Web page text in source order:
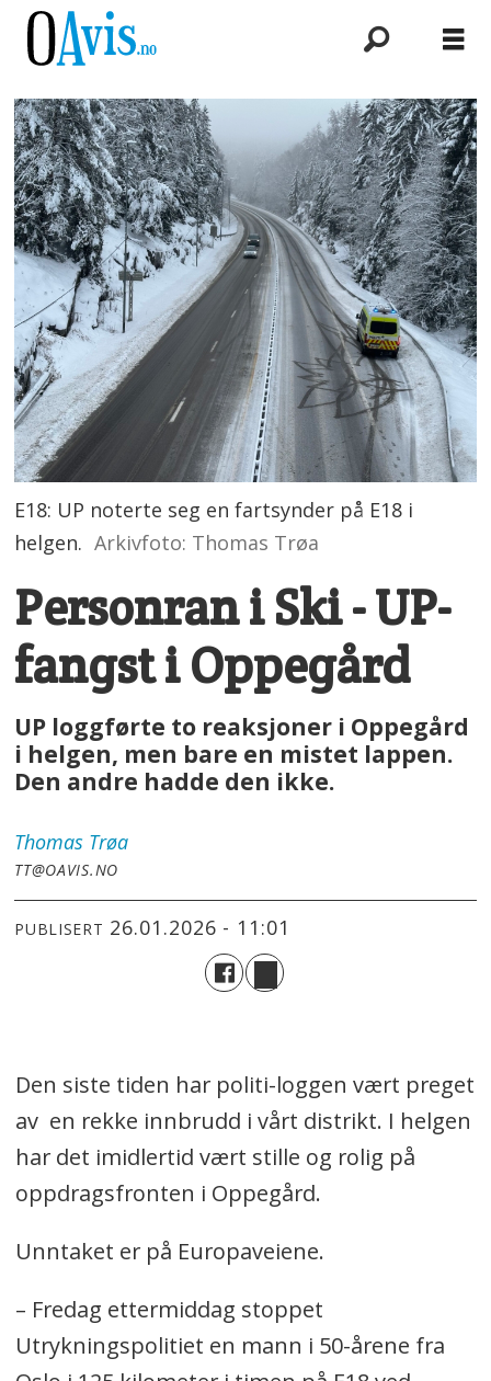
E18: UP noterte seg en fartsynder på E18 i
helgen. Arkivfoto: Thomas Trøa
Personran i Ski - UP-
fangst i Oppegård
UP loggførte to reaksjoner i Oppegård
i helgen, men bare en mistet lappen.
Den andre hadde den ikke.
Thomas Trøa
TT@OAVIS.NO
PUBLISERT 26.01.2026 - 11:01
Den siste tiden har politi-loggen vært preget
av en rekke innbrudd i vårt distrikt. I helgen
har det imidlertid vært stille og rolig på
oppdragsfronten i Oppegård.
Unntaket er på Europaveiene.
– Fredag ettermiddag stoppet
Utrykningspolitiet en mann i 50-årene fra